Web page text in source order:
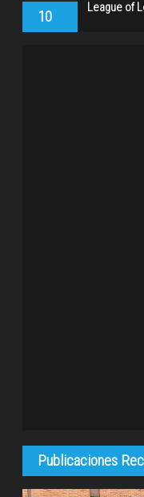
10 League of
Publicaciones